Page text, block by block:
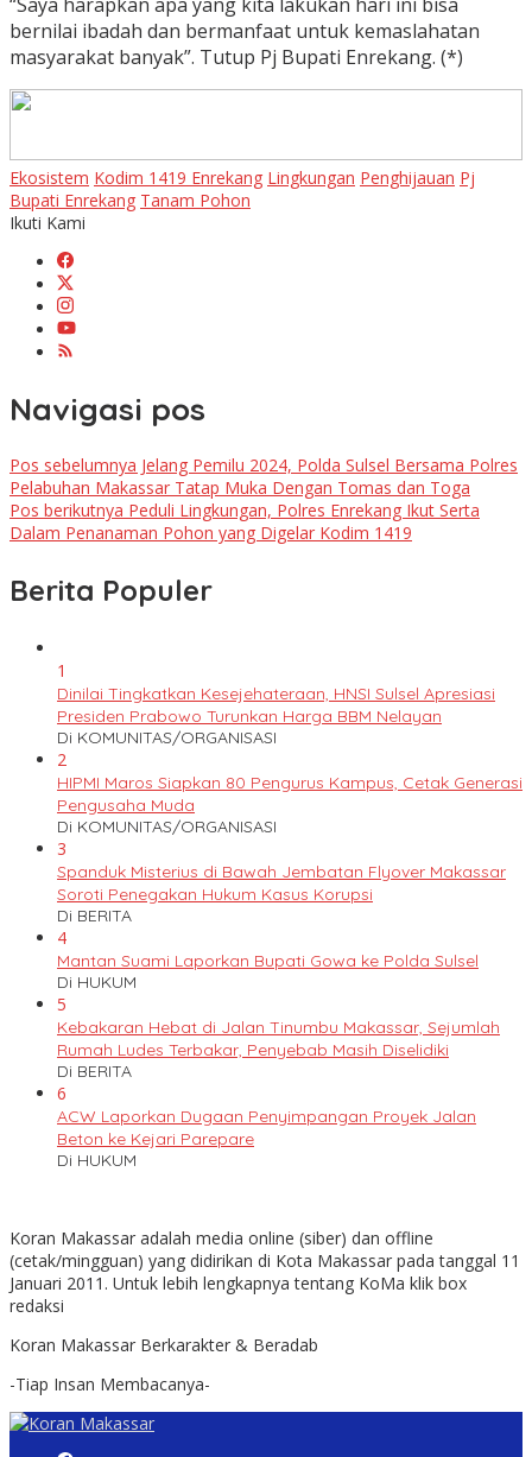
bernilai ibadah dan bermanfaat untuk kemaslahatan
masyarakat banyak”. Tutup Pj Bupati Enrekang. (*)
Ekosistem Kodim 1419 Enrekang Lingkungan Penghijauan Pj
Bupati Enrekang Tanam Pohon
Ikuti Kami
Navigasi pos
Pos sebelumnya Jelang Pemilu 2024, Polda Sulsel Bersama Polres
Pelabuhan Makassar Tatap Muka Dengan Tomas dan Toga
Pos berikutnya Peduli Lingkungan, Polres Enrekang Ikut Serta
Dalam Penanaman Pohon yang Digelar Kodim 1419
Berita Populer
1
Dinilai Tingkatkan Kesejehateraan, HNSI Sulsel Apresiasi
Presiden Prabowo Turunkan Harga BBM Nelayan
Di KOMUNITAS/ORGANISASI
2
HIPMI Maros Siapkan 80 Pengurus Kampus, Cetak Generasi
Pengusaha Muda
Di KOMUNITAS/ORGANISASI
3
Spanduk Misterius di Bawah Jembatan Flyover Makassar
Soroti Penegakan Hukum Kasus Korupsi
Di BERITA
4
Mantan Suami Laporkan Bupati Gowa ke Polda Sulsel
Di HUKUM
5
Kebakaran Hebat di Jalan Tinumbu Makassar, Sejumlah
Rumah Ludes Terbakar, Penyebab Masih Diselidiki
Di BERITA
6
ACW Laporkan Dugaan Penyimpangan Proyek Jalan
Beton ke Kejari Parepare
Di HUKUM
Koran Makassar adalah media online (siber) dan offline
(cetak/mingguan) yang didirikan di Kota Makassar pada tanggal 11
Januari 2011. Untuk lebih lengkapnya tentang KoMa klik box
redaksi
Koran Makassar Berkarakter & Beradab
-Tiap Insan Membacanya-